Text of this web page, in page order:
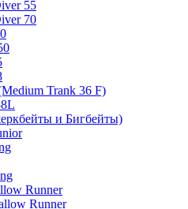
55
70
Trank 36 F)
и Бигбейты)
Runner
Runner